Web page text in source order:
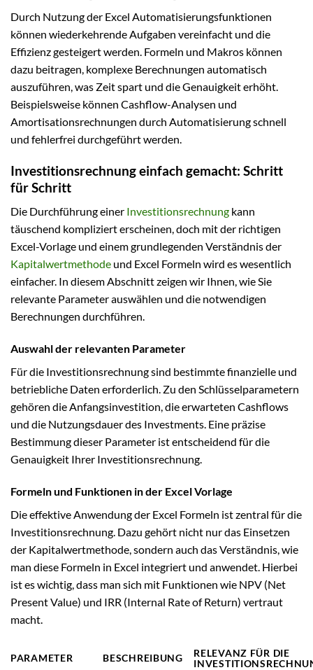
Durch Nutzung der Excel Automatisierungsfunktionen
können wiederkehrende Aufgaben vereinfacht und die
Effizienz gesteigert werden. Formeln und Makros können
dazu beitragen, komplexe Berechnungen automatisch
auszuführen, was Zeit spart und die Genauigkeit erhöht.
Beispielsweise können Cashflow-Analysen und
Amortisationsrechnungen durch Automatisierung schnell
und fehlerfrei durchgeführt werden.
Investitionsrechnung einfach gemacht: Schritt
für Schritt
Die Durchführung einer Investitionsrechnung kann
täuschend kompliziert erscheinen, doch mit der richtigen
Excel-Vorlage und einem grundlegenden Verständnis der
Kapitalwertmethode und Excel Formeln wird es wesentlich
einfacher. In diesem Abschnitt zeigen wir Ihnen, wie Sie
relevante Parameter auswählen und die notwendigen
Berechnungen durchführen.
Auswahl der relevanten Parameter
Für die Investitionsrechnung sind bestimmte finanzielle und
betriebliche Daten erforderlich. Zu den Schlüsselparametern
gehören die Anfangsinvestition, die erwarteten Cashflows
und die Nutzungsdauer des Investments. Eine präzise
Bestimmung dieser Parameter ist entscheidend für die
Genauigkeit Ihrer Investitionsrechnung.
Formeln und Funktionen in der Excel Vorlage
Die effektive Anwendung der Excel Formeln ist zentral für die
Investitionsrechnung. Dazu gehört nicht nur das Einsetzen
der Kapitalwertmethode, sondern auch das Verständnis, wie
man diese Formeln in Excel integriert und anwendet. Hierbei
ist es wichtig, dass man sich mit Funktionen wie NPV (Net
Present Value) und IRR (Internal Rate of Return) vertraut
macht.
PARAMETER BESCHREIBUNG
RELEVANZ FÜR DIE